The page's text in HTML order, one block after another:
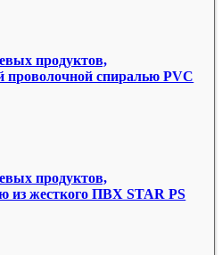
продуктов,
проволочной спиралью PVC
продуктов,
из жесткого ПВХ STAR PS